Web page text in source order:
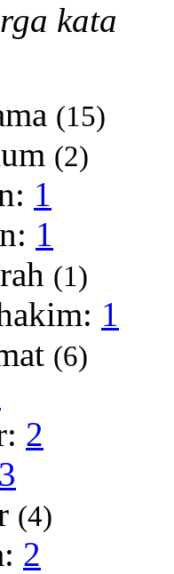
kata
(15)
(2)
1
1
(1)
1
(6)
2
3
(4)
2